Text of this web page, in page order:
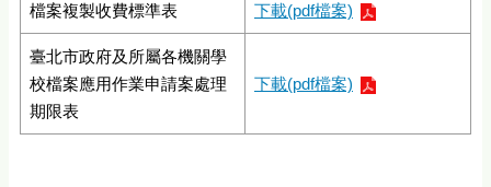
檔案複製收費標準表 下載(pdf檔案)
臺北市政府及所屬各機關學
校檔案應用作業申請案處理
期限表
下載(pdf檔案)